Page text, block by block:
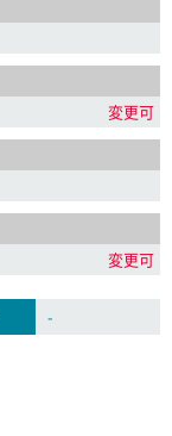
変更可
変更可
-